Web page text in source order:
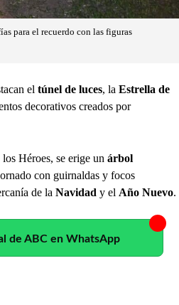
para el recuerdo con las figuras
el túnel de luces, la Estrella de
decorativos creados por
Héroes, se erige un árbol
con guirnaldas y focos
de la Navidad y el Año Nuevo.
de ABC en WhatsApp